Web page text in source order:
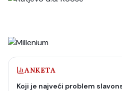
ANKETA
Koji je najveći problem